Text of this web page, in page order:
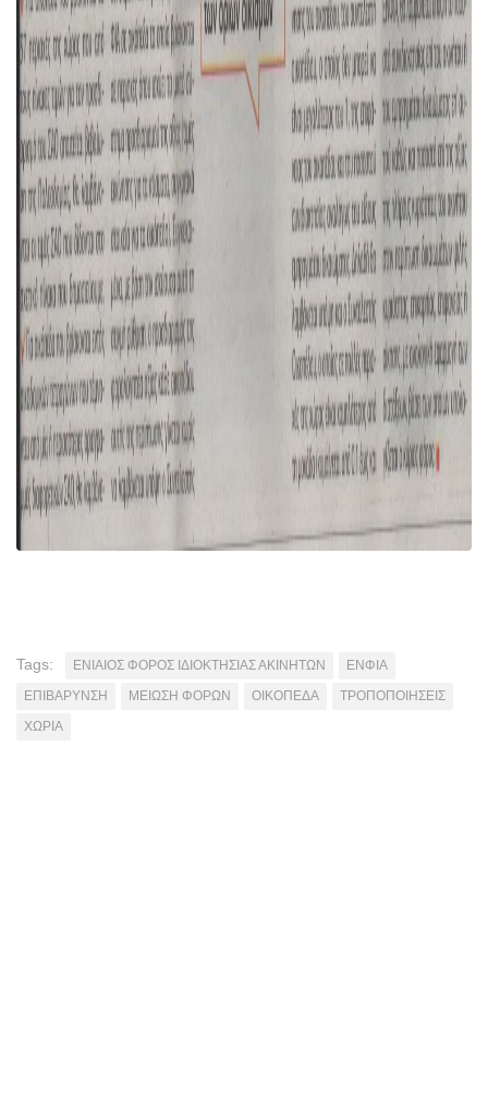
Tags: ΕΝΙΑΙΟΣ ΦΟΡΟΣ ΙΔΙΟΚΤΗΣΙΑΣ ΑΚΙΝΗΤΩΝ
ΕΝΦΙΑ
ΕΠΙΒΑΡΥΝΣΗ
ΜΕΙΩΣΗ ΦΟΡΩΝ ΟΙΚΟΠΕΔΑ
ΤΡΟΠΟΠΟΙΗΣΕΙΣ
ΧΩΡΙΑ